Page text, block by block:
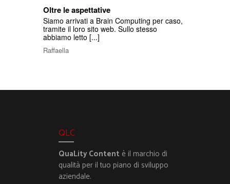
Oltre le aspettative
Siamo arrivati a Brain Computing per caso,
tramite il loro sito web. Sullo stesso
abbiamo letto [...]
Raffaella
QLC
QuaLity Content è il marchio di
qualità per il tuo piano di sviluppo
aziendale.